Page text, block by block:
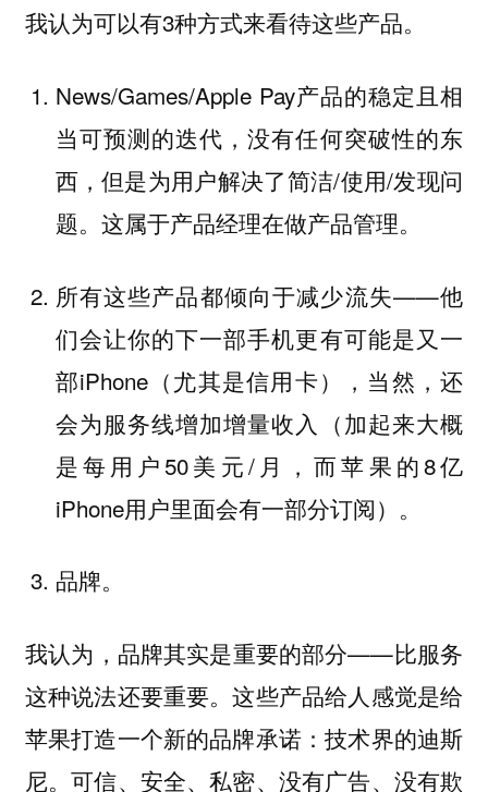
我认为可以有3种方式来看待这些产品。
News/Games/Apple Pay产品的稳定且相
当可预测的迭代，没有任何突破性的东
西，但是为用户解决了简洁/使用/发现问
题。这属于产品经理在做产品管理。
所有这些产品都倾向于减少流失——他
们会让你的下一部手机更有可能是又一
部iPhone（尤其是信用卡），当然，还
会为服务线增加增量收入（加起来大概
是每用户50美元/月，而苹果的8亿
iPhone用户里面会有一部分订阅）。
品牌。
我认为，品牌其实是重要的部分——比服务
这种说法还要重要。这些产品给人感觉是给
苹果打造一个新的品牌承诺：技术界的迪斯
尼。可信、安全、私密、没有广告、没有欺